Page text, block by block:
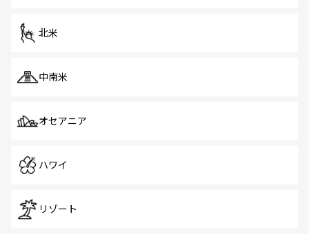
北米
中南米
オセアニア
ハワイ
リゾート